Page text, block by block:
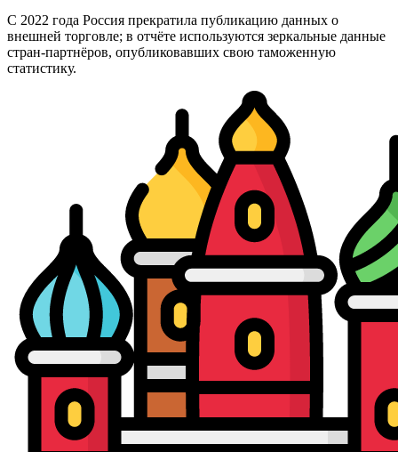
С 2022 года Россия прекратила публикацию данных о
внешней торговле; в отчёте используются зеркальные данные
стран-партнёров, опубликовавших свою таможенную
статистику.